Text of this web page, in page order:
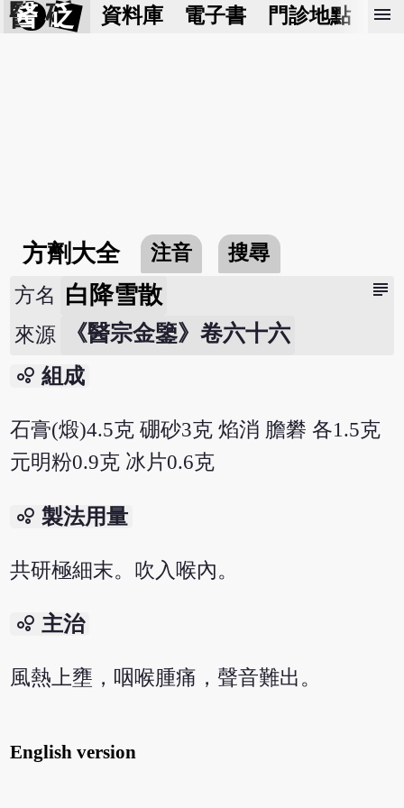
醫 砭 資料庫 電子書 門診地點 預
menu
方劑大全 注音 搜尋
subject
方名 白降雪散
來源 《醫宗金鑒》卷六十六
bubble_chart 組成
石膏(煅)4.5克 硼砂3克 焰消 膽礬 各1.5克
元明粉0.9克 冰片0.6克
bubble_chart 製法用量
共研極細末。吹入喉內。
bubble_chart 主治
風熱上壅，咽喉腫痛，聲音難出。
English version